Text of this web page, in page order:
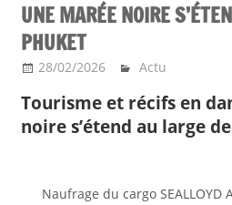
UNE MARÉE NOIRE
PHUKET
28/02/2026 Ma Thailande
Actu
Tourisme et récifs en
noire s’étend au large
Naufrage du cargo SEALLOYD